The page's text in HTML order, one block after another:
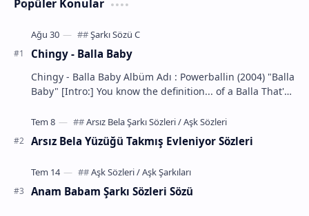
Popüler Konular
Chingy - Balla Baby
Chingy - Balla Baby Albüm Adı : Powerballin (2004) "Balla
Baby" [Intro:] You know the definition... of a Balla That's
Arsız Bela Yüzüğü Takmış Evleniyor Sözleri
Anam Babam Şarkı Sözleri Sözü